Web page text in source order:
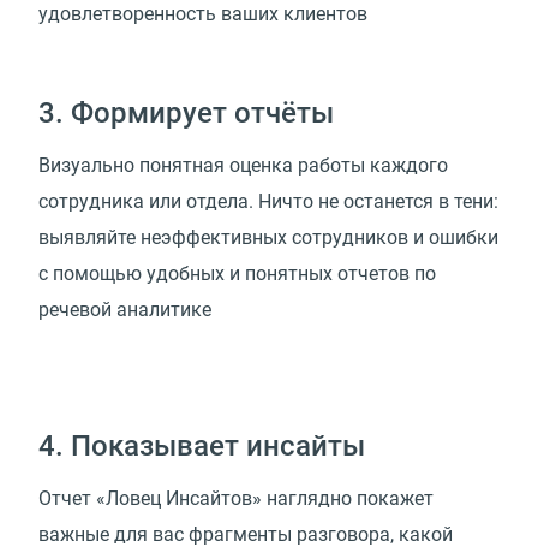
удовлетворенность ваших клиентов
3. Формирует отчёты
Визуально понятная оценка работы каждого
сотрудника или отдела. Ничто не останется в тени:
выявляйте неэффективных сотрудников и ошибки
с помощью удобных и понятных отчетов по
речевой аналитике
4. Показывает инсайты
Отчет «Ловец Инсайтов» наглядно покажет
важные для вас фрагменты разговора, какой